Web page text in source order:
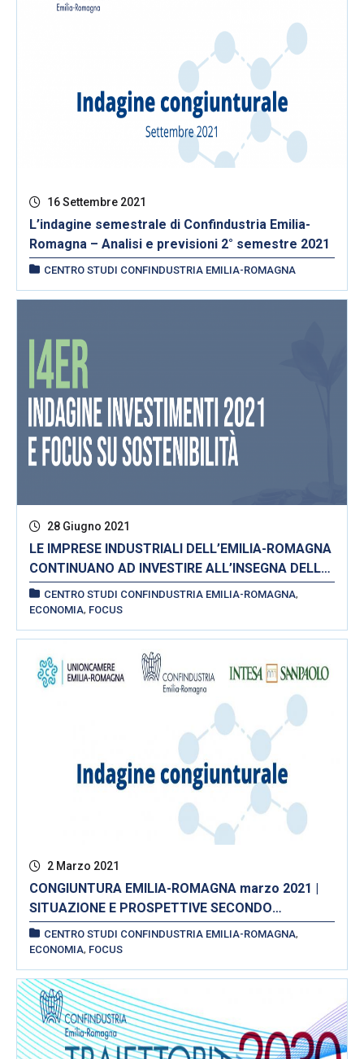
16 Settembre 2021
L’indagine semestrale di Confindustria Emilia-
Romagna – Analisi e previsioni 2° semestre 2021
CENTRO STUDI CONFINDUSTRIA EMILIA-ROMAGNA
28 Giugno 2021
LE IMPRESE INDUSTRIALI DELL’EMILIA-ROMAGNA
CONTINUANO AD INVESTIRE ALL’INSEGNA DELLA
SOSTENIBILITÀ
CENTRO STUDI CONFINDUSTRIA EMILIA-ROMAGNA
ECONOMIA FOCUS
2 Marzo 2021
CONGIUNTURA EMILIA-ROMAGNA marzo 2021 |
SITUAZIONE E PROSPETTIVE SECONDO
CONFINDUSTRIA EMILIA-ROMAGNA,
UNIONCAMERE EMILIA-ROMAGNA E INTESA
SANPAOLO
CENTRO STUDI CONFINDUSTRIA EMILIA-ROMAGNA
ECONOMIA FOCUS